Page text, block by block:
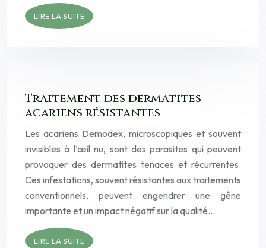
LIRE LA SUITE
Traitement des dermatites
acariens résistantes
Les acariens Demodex, microscopiques et souvent
invisibles à l’œil nu, sont des parasites qui peuvent
provoquer des dermatites tenaces et récurrentes.
Ces infestations, souvent résistantes aux traitements
conventionnels, peuvent engendrer une gêne
importante et un impact négatif sur la qualité…
LIRE LA SUITE